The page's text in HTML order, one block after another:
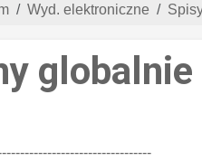
Wyd. elektroniczne